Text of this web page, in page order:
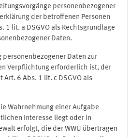
personenbezogener
der betroffenen Personen
1 lit. a DSGVO als Rechtsgrundlage
Daten.
personenbezogener Daten zur
Verpflichtung erforderlich ist, der
Art. 6 Abs. 1 lit. c DSGVO als
Wahrnehmung einer Aufgabe
Interesse liegt oder in
erfolgt, die der WWU übertragen